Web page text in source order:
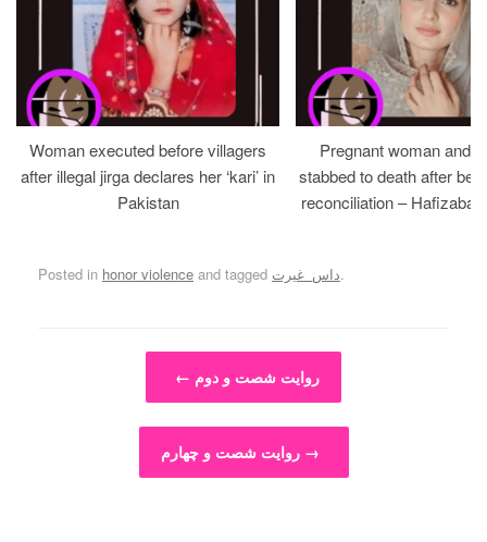
Woman executed before villagers
after illegal jirga declares her ‘kari’ in
Pakistan
Pregnant woman and
stabbed to death after
reconciliation –
Posted in honor violence and tagged داس_غیرت.
← روایت شصت و دوم
روایت شصت و چهارم →